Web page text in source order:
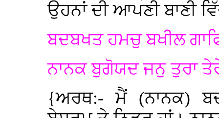
ਉਹਨਾਂ ਦੀ ਆਪਣੀ ਬਾਣੀ
ਬਦਬਖਤ ਹਮਚੁ ਬਖੀਲ
ਨਾਨਕ ਬੁਗੋਯਦ ਜਨੁ ਤੁਰਾ
{ਅਰਥ:- ਮੈਂ (ਨਾਨਕ)